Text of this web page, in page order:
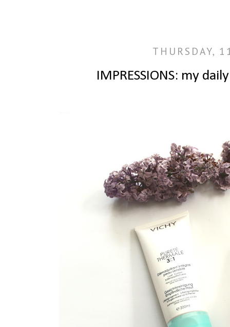
THURSDAY,
IMPRESSIONS: my